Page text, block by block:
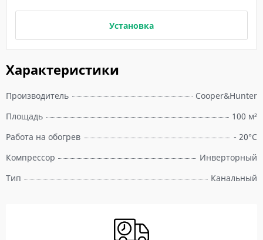
Характеристики
Производитель
Cooper&Hunter
Площадь
100 м²
Работа на обогрев
- 20°C
Компрессор
Инверторный
Тип
Канальный
Установка